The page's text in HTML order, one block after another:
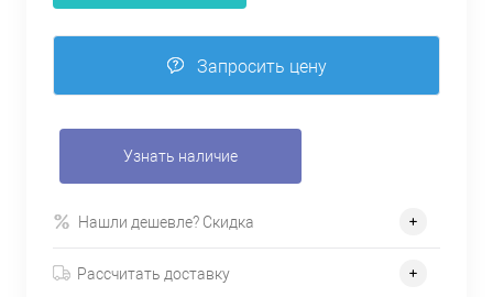
Запросить цену
Узнать наличие
Нашли дешевле? Скидка
Рассчитать доставку